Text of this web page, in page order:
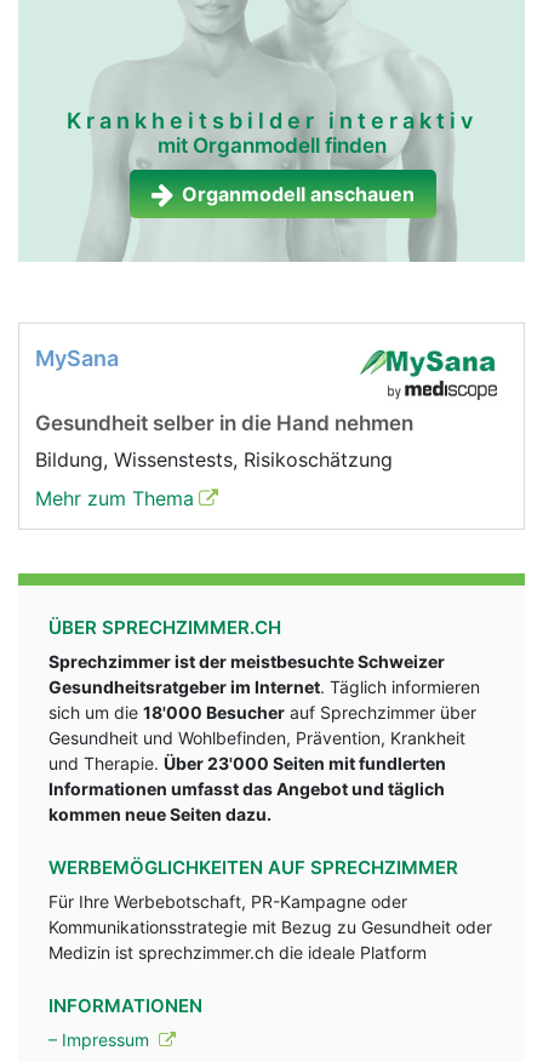
Krankheitsbilder interaktiv
mit Organmodell finden
Organmodell anschauen
MySana
Gesundheit selber in die Hand nehmen
Bildung, Wissenstests, Risikoschätzung
Mehr zum Thema
ÜBER SPRECHZIMMER.CH
Sprechzimmer ist der meistbesuchte Schweizer
Gesundheitsratgeber im Internet. Täglich informieren
sich um die 18'000 Besucher auf Sprechzimmer über
Gesundheit und Wohlbefinden, Prävention, Krankheit
und Therapie. Über 23'000 Seiten mit fundlerten
Informationen umfasst das Angebot und täglich
kommen neue Seiten dazu.
WERBEMÖGLICHKEITEN AUF SPRECHZIMMER
Für Ihre Werbebotschaft, PR-Kampagne oder
Kommunikationsstrategie mit Bezug zu Gesundheit oder
Medizin ist sprechzimmer.ch die ideale Platform
INFORMATIONEN
– Impressum